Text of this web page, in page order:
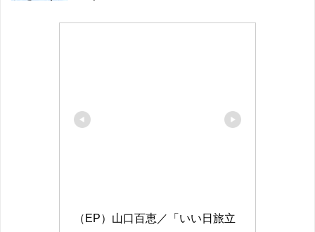
（EP）山口百恵／「いい日旅立